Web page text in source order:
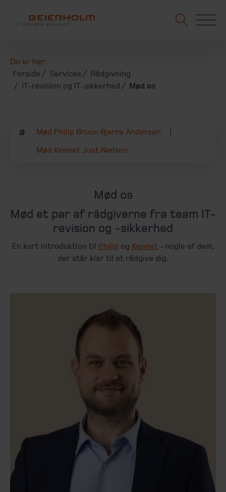
Du er her:
Forside
Services
Rådgivning
IT-revision og IT-sikkerhed
Mød os
Mød Philip Bruun Bjerre Andersen
Mød Kennet Just Nielsen
Mød os
Mød et par af rådgiverne fra team IT-
revision og -sikkerhed
En kort introduktion til Philip og Kennet– nogle af dem,
der står klar til at rådgive dig.